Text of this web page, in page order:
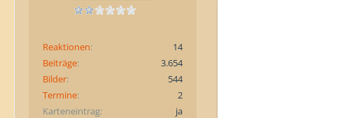
Reaktionen
14
Beiträge
3.654
Bilder
544
Termine
2
Karteneintrag
ja